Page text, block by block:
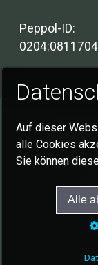
Peppol-ID:
Auf dieser
alle Cookies
Sie können
Alle